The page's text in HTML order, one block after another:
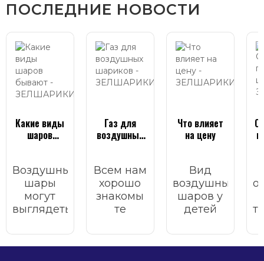
ПОСЛЕДНИЕ НОВОСТИ
Какие виды
шаров
Воздушные
шары
могут
выглядеть
разному:
одни
Газ для
воздушных
Всем нам
хорошо
знакомы
те
моменты
счастья,
Что влияет
на цену
Вид
воздушных
шаров у
детей
вызывает
улыбку,